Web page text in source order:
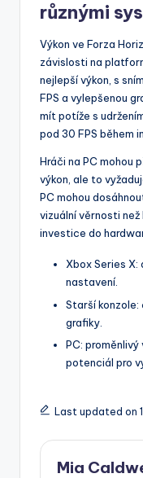
různými
Výkon ve Forza
závislosti na
nejlepší výkon, s
FPS a vylepšenou
mít potíže s
pod 30 FPS během
Hráči na PC mohou
výkon, ale to
PC mohou
vizuální věrnosti
investice do
Xbox Series X:
nastavení.
Starší konzole:
grafiky.
PC:
potenciál pro
Last updated on
Mia